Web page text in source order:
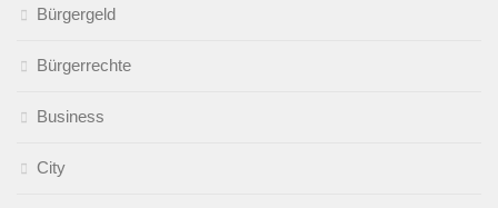
Bürgergeld
Bürgerrechte
Business
City